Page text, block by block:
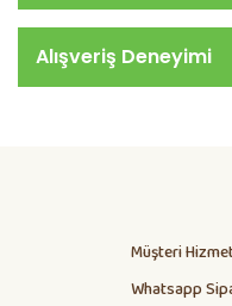
Alışveriş Deneyimi
Müşteri
Whatsapp